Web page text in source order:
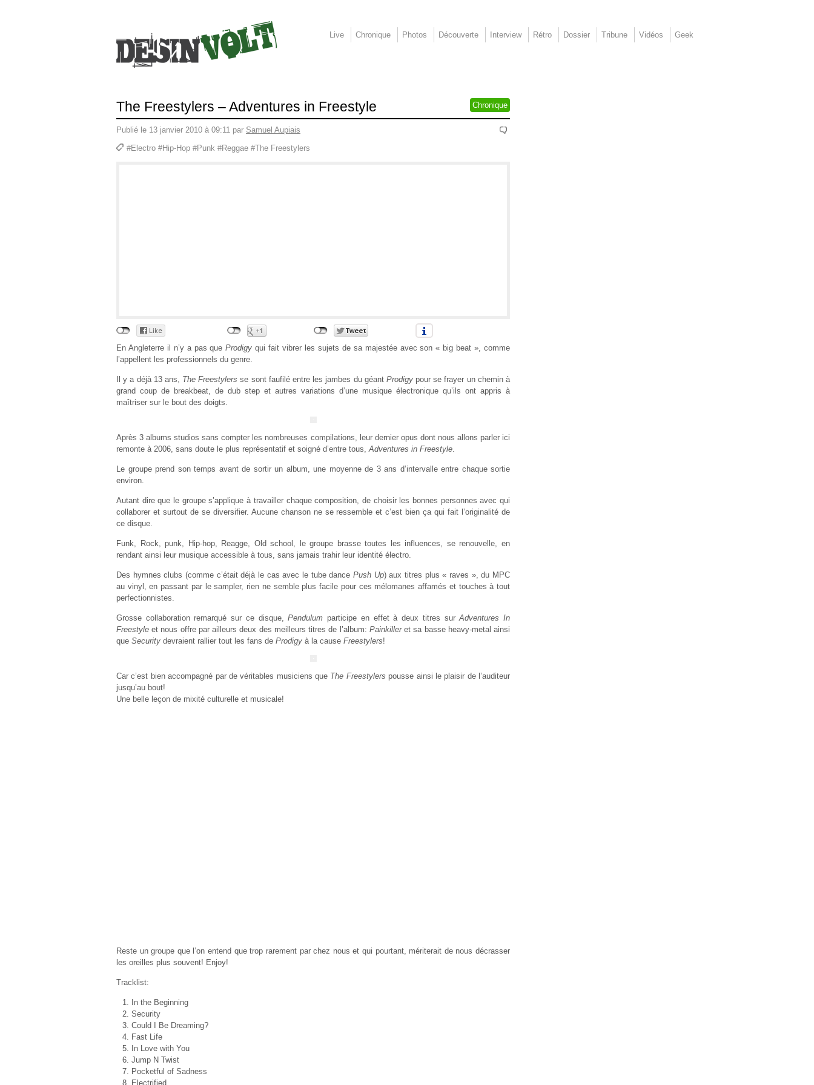
Live Chronique Photos Découverte Interview Rétro Dossier Tribune Vidéos Geek
The Freestylers – Adventures in Freestyle Chronique
Publié le 13 janvier 2010 à 09:11 par Samuel Aupiais
#Electro #Hip-Hop #Punk #Reggae #The Freestylers
En Angleterre il n’y a pas queProdigy qui fait vibrer les sujets de sa majestée avec son « big beat », comme
l’appellent les professionnels du genre.
Il y a déjà 13 ans, The Freestylers se sont faufilé entre les jambes du géant Prodigypour se frayer un chemin à
grand coup de breakbeat, de dub step et autres variations d’une musique électronique qu’ils ont appris à
maîtriser sur le bout des doigts.
Après 3 albums studios sans compter les nombreuses compilations, leur dernier opus dont nous allons parler ici
remonte à 2006, sans doute le plus représentatif et soigné d’entre tous,Adventures in Freestyle.
Le groupe prend son temps avant de sortir un album, une moyenne de 3 ans d’intervalle entre chaque sortie
environ.
Autant dire que le groupe s’applique à travailler chaque composition, de choisir les bonnes personnes avec qui
collaborer et surtout de se diversifier. Aucune chanson ne se ressemble et c’est bien ça qui fait l’originalité de
ce disque.
Funk, Rock, punk, Hip-hop, Reagge, Old school, le groupe brasse toutes les influences, se renouvelle, en
rendant ainsi leur musique accessible à tous, sans jamais trahir leur identité électro.
Des hymnes clubs (comme c’était déjà le cas avec le tube dance Push Up) aux titres plus « raves », du MPC
au vinyl, en passant par le sampler, rien ne semble plus facile pour ces mélomanes affamés et touches à tout
perfectionnistes.
Grosse collaboration remarqué sur ce disque,Pendulum participe en effet à deux titres surAdventures In
Freestyle et nous offre par ailleurs deux des meilleurs titres de l’album: Painkilleret sa basse heavy-metal ainsi
que Security devraient rallier tout les fans de Prodigy à la cause Freestylers!
Car c’est bien accompagné par de véritables musiciens que The Freestylers pousse ainsi le plaisir de l’auditeur
jusqu’au bout!
Une belle leçon de mixité culturelle et musicale!
Reste un groupe que l’on entend que trop rarement par chez nous et qui pourtant, mériterait de nous décrasser
les oreilles plus souvent! Enjoy!
Tracklist:
In the Beginning
Security
Could I Be Dreaming?
Fast Life
In Love with You
Jump N Twist
Pocketful of Sadness
Electrified